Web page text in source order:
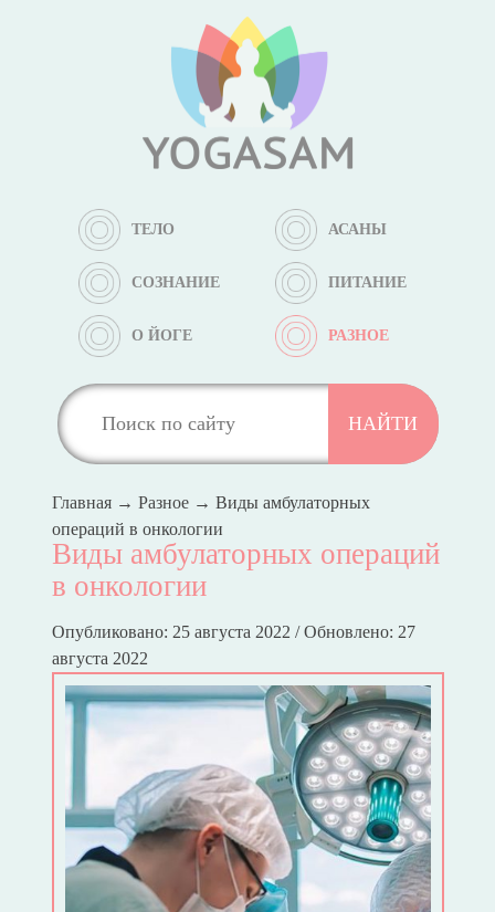
ТЕЛО АСАНЫ
СОЗНАНИЕ ПИТАНИЕ
О ЙОГЕ РАЗНОЕ
Главная→ Разное→ Виды амбулаторных
операций в онкологии
Виды амбулаторных операций
в онкологии
Опубликовано: 25 августа 2022 / Обновлено: 27
августа 2022